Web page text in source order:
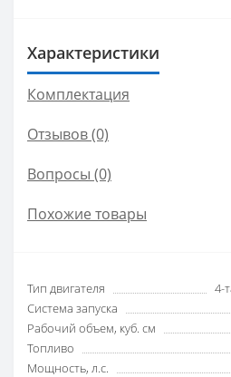
Характеристики
Комплектация
Отзывов (0)
Вопросы (0)
Похожие товары
Тип двигателя
4-
Система запуска
Рабочий объем, куб. см
Топливо
Мощность, л.с.